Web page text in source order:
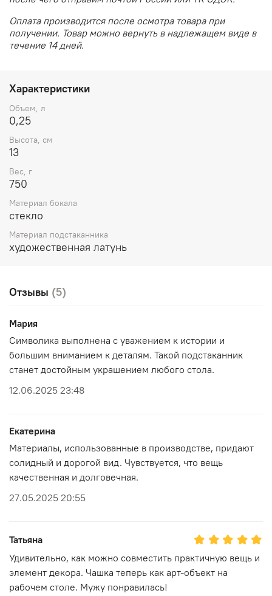
Оплата производится после осмотра товара при
получении. Товар можно вернуть в надлежащем виде в
течение 14 дней.
Характеристики
Объем, л
0,25
Высота, см
13
Вес, г
750
Материал бокала
стекло
Материал подстаканника
художественная латунь
Отзывы (5)
Мария
Символика выполнена с уважением к истории и
большим вниманием к деталям. Такой подстаканник
станет достойным украшением любого стола.
12.06.2025 23:48
Екатерина
Материалы, использованные в производстве, придают
солидный и дорогой вид. Чувствуется, что вещь
качественная и долговечная.
27.05.2025 20:55
Татьяна
Удивительно, как можно совместить практичную вещь и
элемент декора. Чашка теперь как арт-объект на
рабочем столе. Мужу понравилась!